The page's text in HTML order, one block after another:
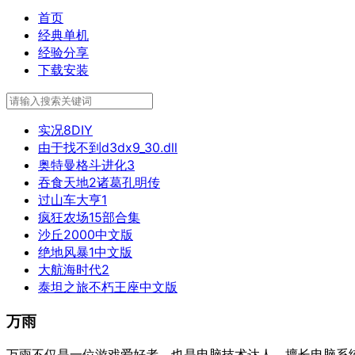
首页
经典单机
经验分享
下载安装
实况8DIY
由于找不到d3dx9_30.dll
奥特曼格斗进化3
吞食天地2诸葛孔明传
过山车大亨1
疯狂农场15部合集
沙丘2000中文版
绝地风暴1中文版
大航海时代2
泰坦之旅不朽王座中文版
万雨